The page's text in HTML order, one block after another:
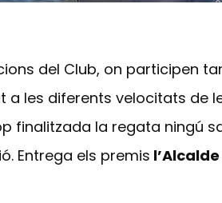
del Club, on participen
a les diferents velocitats de
finalitzada la regata ningú
Entrega els premis